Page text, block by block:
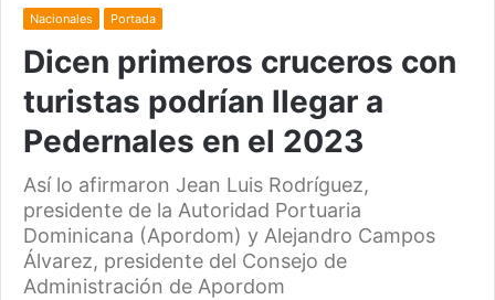
Nacionales Portada
Dicen primeros cruceros con
turistas podrían llegar a
Pedernales en el 2023
Así lo afirmaron Jean Luis Rodríguez,
presidente de la Autoridad Portuaria
Dominicana (Apordom) y Alejandro Campos
Álvarez, presidente del Consejo de
Administración de Apordom